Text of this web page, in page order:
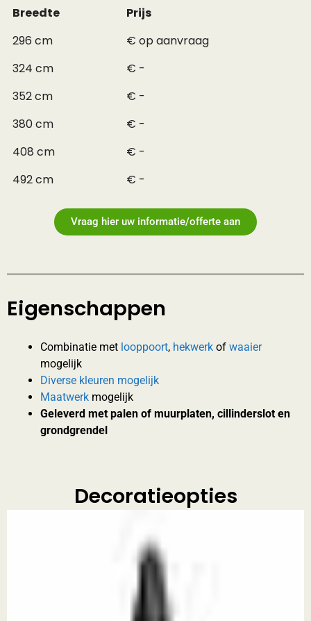
Breedte
Prijs
296 cm
€ op aanvraag
324 cm
€ -
352 cm
€ -
380 cm
€ -
408 cm
€ -
492 cm
€ -
Vraag hier uw informatie/offerte aan
Eigenschappen
Combinatie met looppoort, hekwerk of waaier
mogelijk
Diverse kleuren mogelijk
Maatwerk mogelijk
Geleverd met palen of muurplaten, cillinderslot en
grondgrendel
Decoratieopties